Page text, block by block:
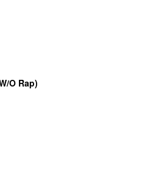
O Rap)